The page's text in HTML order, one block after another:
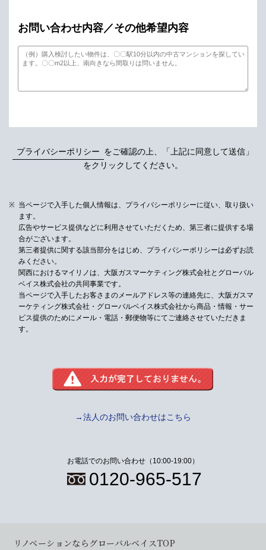
お問い合わせ内容／その他希望内容
プライバシーポリシー をご確認の上、「上記に同意して送信」
をクリックしてください。
当ページで入手した個人情報は、プライバシーポリシーに従い、取り扱い
ます。
広告やサービス提供などに利用させていただくため、第三者に提供する場
合がございます。
第三者提供に関する該当部分をはじめ、プライバシーポリシーは必ずお読
みください。
関西におけるマイリノは、大阪ガスマーケティング株式会社とグローバル
ベイス株式会社の共同事業です。
当ページで入手したお客さまのメールアドレス等の連絡先に、大阪ガスマ
ーケティング株式会社・グローバルベイス株式会社から商品・情報・サー
ビス提供のためにメール・電話・郵便物等にてご連絡させていただきま
す。
→法人のお問い合わせはこちら
お電話でのお問い合わせ（10:00-19:00）
0120-965-517
リノベーションならグローバルベイスTOP